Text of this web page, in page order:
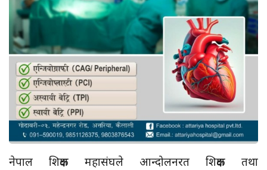
नेपाल शिक्षक महासंघले आन्दोलनरत शिक्षक तथा